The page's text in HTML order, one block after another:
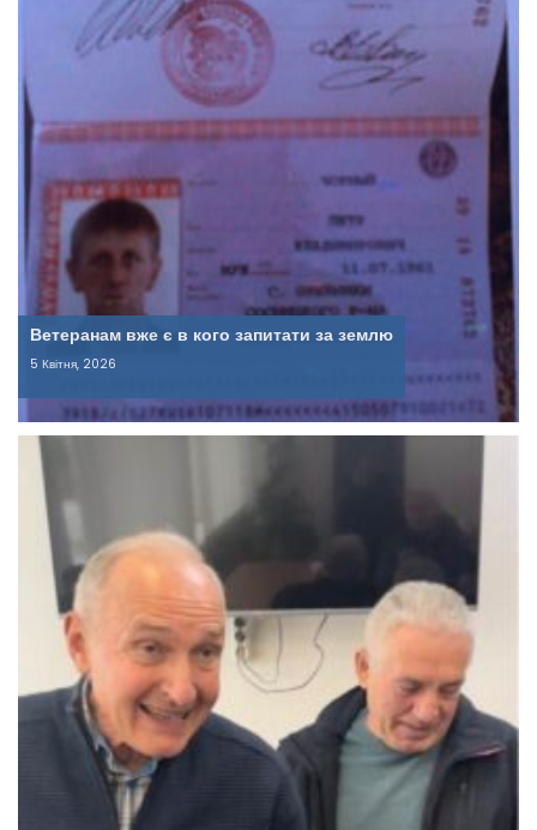
Ветеранам вже є в кого запитати за землю
5 Квітня, 2026